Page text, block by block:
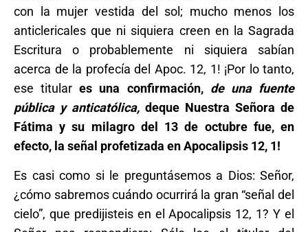
con la mujer vestida del sol; mucho menos los
anticlericales que ni siquiera creen en la Sagrada
Escritura o probablemente ni siquiera sabían
acerca de la profecía del Apoc. 12, 1! ¡Por lo tanto,
ese titulares una confirmación, de una fuente
pública y anticatólica, deque Nuestra Señora de
Fátima y su milagro del 13 de octubre fue, en
efecto, la señal profetizada en Apocalipsis 12, 1!
Es casi como si le preguntásemos a Dios: Señor,
¿cómo sabremos cuándo ocurrirá la gran “señal del
cielo”, que predijisteis en el Apocalipsis 12, 1? Y el